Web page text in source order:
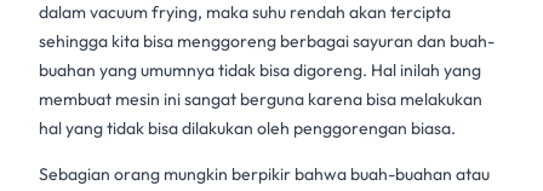
dalam vacuum frying, maka suhu rendah akan tercipta
sehingga kita bisa menggoreng berbagai sayuran dan buah-
buahan yang umumnya tidak bisa digoreng. Hal inilah yang
membuat mesin ini sangat berguna karena bisa melakukan
hal yang tidak bisa dilakukan oleh penggorengan biasa.
Sebagian orang mungkin berpikir bahwa buah-buahan atau